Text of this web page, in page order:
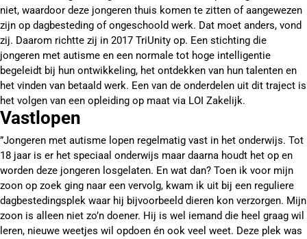
niet, waardoor deze jongeren thuis komen te zitten of aangewezen
zijn op dagbesteding of ongeschoold werk. Dat moet anders, vond
zij. Daarom richtte zij in 2017 TriUnity op. Een stichting die
jongeren met autisme en een normale tot hoge intelligentie
begeleidt bij hun ontwikkeling, het ontdekken van hun talenten en
het vinden van betaald werk. Een van de onderdelen uit dit traject is
het volgen van een opleiding op maat via LOI Zakelijk.
Vastlopen
”Jongeren met autisme lopen regelmatig vast in het onderwijs. Tot
18 jaar is er het speciaal onderwijs maar daarna houdt het op en
worden deze jongeren losgelaten. En wat dan? Toen ik voor mijn
zoon op zoek ging naar een vervolg, kwam ik uit bij een reguliere
dagbestedingsplek waar hij bijvoorbeeld dieren kon verzorgen. Mijn
zoon is alleen niet zo’n doener. Hij is wel iemand die heel graag wil
leren, nieuwe weetjes wil opdoen én ook veel weet. Deze plek was